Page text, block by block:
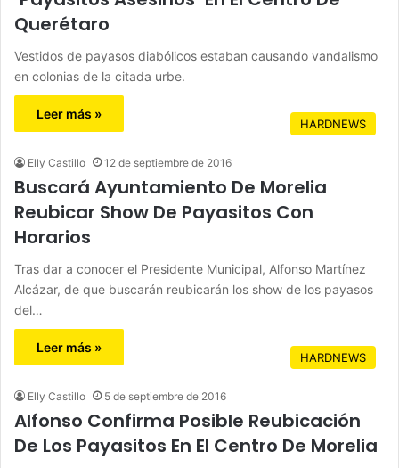
Querétaro
Vestidos de payasos diabólicos estaban causando vandalismo
en colonias de la citada urbe.
Leer más »
HARDNEWS
Elly Castillo 12 de septiembre de 2016
Buscará Ayuntamiento De Morelia
Reubicar Show De Payasitos Con
Horarios
Tras dar a conocer el Presidente Municipal, Alfonso Martínez
Alcázar, de que buscarán reubicarán los show de los payasos
del…
Leer más »
HARDNEWS
Elly Castillo 5 de septiembre de 2016
Alfonso Confirma Posible Reubicación
De Los Payasitos En El Centro De Morelia